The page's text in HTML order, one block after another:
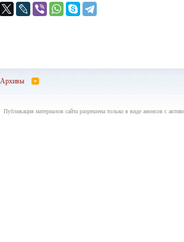
Архивы
Публикация материалов сайта разрешена только в виде анонсов с